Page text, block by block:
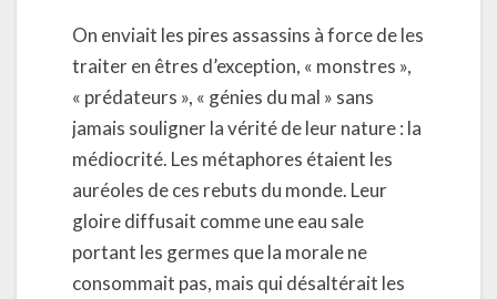
On enviait les pires assassins à force de les
traiter en êtres d’exception, « monstres »,
« prédateurs », « génies du mal » sans
jamais souligner la vérité de leur nature : la
médiocrité. Les métaphores étaient les
auréoles de ces rebuts du monde. Leur
gloire diffusait comme une eau sale
portant les germes que la morale ne
consommait pas, mais qui désaltérait les